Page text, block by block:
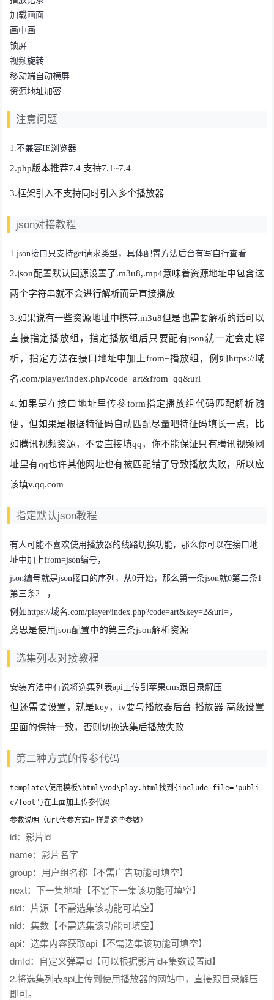
加载画面
画中画
锁屏
视频旋转
移动端自动横屏
资源地址加密
注意问题
1.不兼容IE浏览器
2.php版本推荐7.4 支持7.1~7.4
3.框架引入不支持同时引入多个播放器
json对接教程
1.json接口只支持get请求类型，具体配置方法后台有写自行查看
2.json配置默认回源设置了.m3u8,.mp4意味着资源地址中包含这
两个字符串就不会进行解析而是直接播放
3.如果说有一些资源地址中携带.m3u8但是也需要解析的话可以
直接指定播放组，指定播放组后只要配有json就一定会走解
析，指定方法在接口地址中加上from=播放组，例如https://域
名.com/player/index.php?code=art&from=qq&url=
4.如果是在接口地址里传参form指定播放组代码匹配解析随
便，但如果是根据特征码自动匹配尽量吧特征码填长一点，比
如腾讯视频资源，不要直接填qq，你不能保证只有腾讯视频网
址里有qq也许其他网址也有被匹配错了导致播放失败，所以应
该填v.qq.com
指定默认json教程
有人可能不喜欢使用播放器的线路切换功能，那么你可以在接口地
址中加上from=json编号，
json编号就是json接口的序列，从0开始，那么第一条json就0第二条1
第三条2...，
例如https://域名.com/player/index.php?code=art&key=2&url=，
意思是使用json配置中的第三条json解析资源
选集列表对接教程
安装方法中有说将选集列表api上传到苹果cms跟目录解压
但还需要设置，就是key，iv要与播放器后台-播放器-高级设置
里面的保持一致，否则切换选集后播放失败
第二种方式的传参代码
template\使用模板\html\vod\play.html找到{include file="publi
c/foot"}在上面加上传参代码
参数说明（url传参方式同样是这些参数）
id：影片id
name：影片名字
group：用户组名称【不需广告功能可填空】
next：下一集地址【不需下一集该功能可填空】
sid：片源【不需选集该功能可填空】
nid：集数【不需选集该功能可填空】
api：选集内容获取api【不需选集该功能可填空】
dmId：自定义弹幕id【可以根据影片id+集数设置id】
2.将选集列表api上传到使用播放器的网站中，直接跟目录解压
即可。